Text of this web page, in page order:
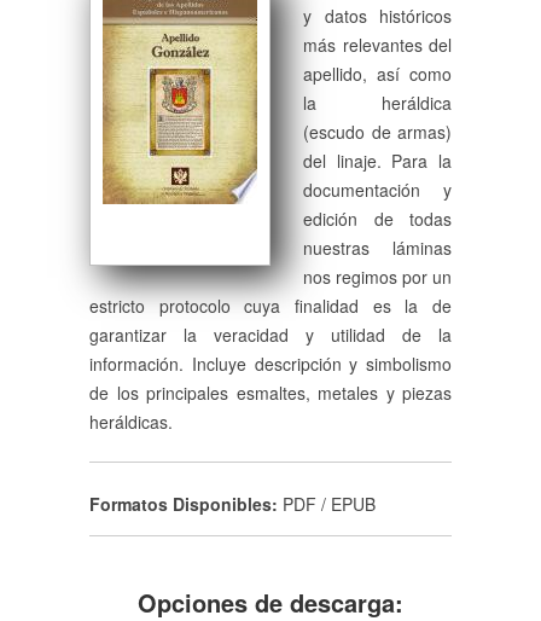
y datos históricos
más relevantes del
apellido, así como
la heráldica
(escudo de armas)
del linaje. Para la
documentación y
edición de todas
nuestras láminas
nos regimos por un
estricto protocolo cuya finalidad es la de
garantizar la veracidad y utilidad de la
información. Incluye descripción y simbolismo
de los principales esmaltes, metales y piezas
heráldicas.
Formatos Disponibles: PDF / EPUB
Opciones de descarga: